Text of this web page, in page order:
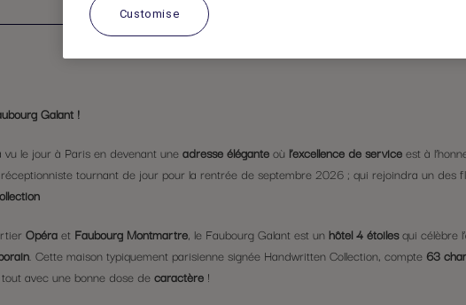
Galant !
vu le jour à Paris en devenant uneadresseéléganteoù l’excellence de serviceest à
tournant de jour pour la rentrée de septembre 2026 ; qui rejoindra un des
Opéraet Faubourg Montmartre, le Faubourg Galant est unhôtel 4 étoilesqui célèbre
. Cette maison typiquement parisienne signée Handwritten Collection, compte 63
avec une bonne dose decaractère !
Customise